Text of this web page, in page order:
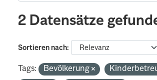
2 Datensätze
Sortieren nach
Tags: Bevölkerung